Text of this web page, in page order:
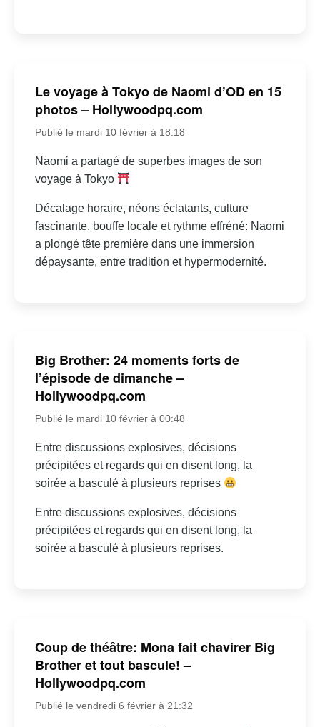
Le voyage à Tokyo de Naomi d’OD en 15
photos – Hollywoodpq.com
Publié le mardi 10 février à 18:18
Naomi a partagé de superbes images de son
voyage à Tokyo
Décalage horaire, néons éclatants, culture
fascinante, bouffe locale et rythme effréné: Naomi
a plongé tête première dans une immersion
dépaysante, entre tradition et hypermodernité.
Big Brother: 24 moments forts de
l’épisode de dimanche –
Hollywoodpq.com
Publié le mardi 10 février à 00:48
Entre discussions explosives, décisions
précipitées et regards qui en disent long, la
soirée a basculé à plusieurs reprises
Entre discussions explosives, décisions
précipitées et regards qui en disent long, la
soirée a basculé à plusieurs reprises.
Coup de théâtre: Mona fait chavirer Big
Brother et tout bascule! –
Hollywoodpq.com
Publié le vendredi 6 février à 21:32